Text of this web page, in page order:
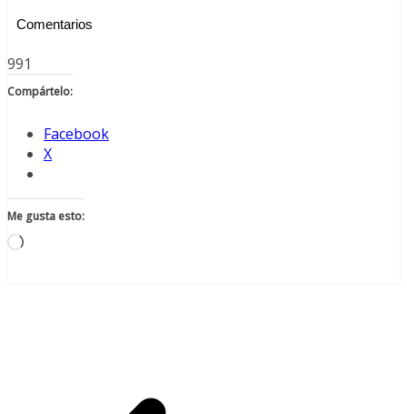
Comentarios
991
Compártelo:
Facebook
X
Me gusta esto:
Cargando...